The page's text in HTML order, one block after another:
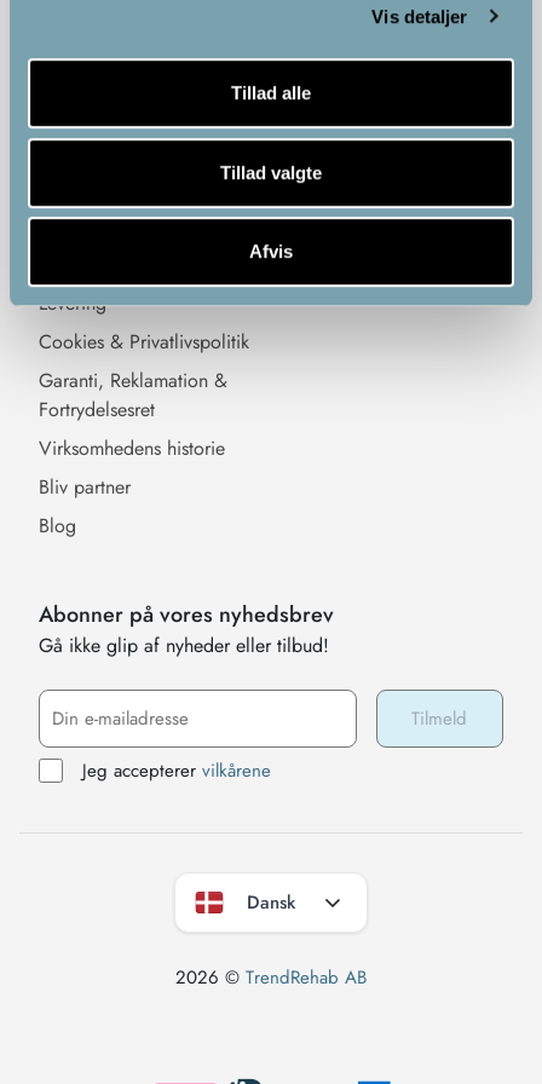
Vis detaljer
Tillad alle
Tillad valgte
Afvis
Vibrationstræning
Anti-age
Information
Levering
Cookies & Privatlivspolitik
Garanti, Reklamation &
Fortrydelsesret
Virksomhedens historie
Bliv partner
Blog
Sociale medier
Abonner på vores nyhedsbrev
Gå ikke glip af nyheder eller tilbud!
Jeg accepterer vilkårene
Dansk
2026 © TrendRehab AB